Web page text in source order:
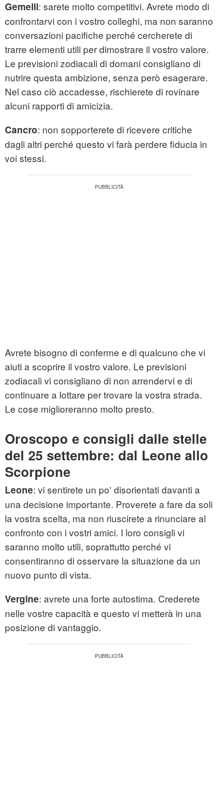
Gemelli: sarete molto competitivi. Avrete modo di
confrontarvi con i vostro colleghi, ma non saranno
conversazioni pacifiche perché cercherete di
trarre elementi utili per dimostrare il vostro valore.
Le previsioni zodiacali di domani consigliano di
nutrire questa ambizione, senza però esagerare.
Nel caso ciò accadesse, rischierete di rovinare
alcuni rapporti di amicizia.
Cancro: non sopporterete di ricevere critiche
dagli altri perché questo vi farà perdere fiducia in
voi stessi.
Avrete bisogno di conferme e di qualcuno che vi
aiuti a scoprire il vostro valore. Le previsioni
zodiacali vi consigliano di non arrendervi e di
continuare a lottare per trovare la vostra strada.
Le cose miglioreranno molto presto.
Oroscopo e consigli dalle stelle
del 25 settembre: dal Leone allo
Scorpione
Leone: vi sentirete un po' disorientati davanti a
una decisione importante. Proverete a fare da soli
la vostra scelta, ma non riuscirete a rinunciare al
confronto con i vostri amici. I loro consigli vi
saranno molto utili, soprattutto perché vi
consentiranno di osservare la situazione da un
nuovo punto di vista.
Vergine: avrete una forte autostima. Crederete
nelle vostre capacità e questo vi metterà in una
posizione di vantaggio.